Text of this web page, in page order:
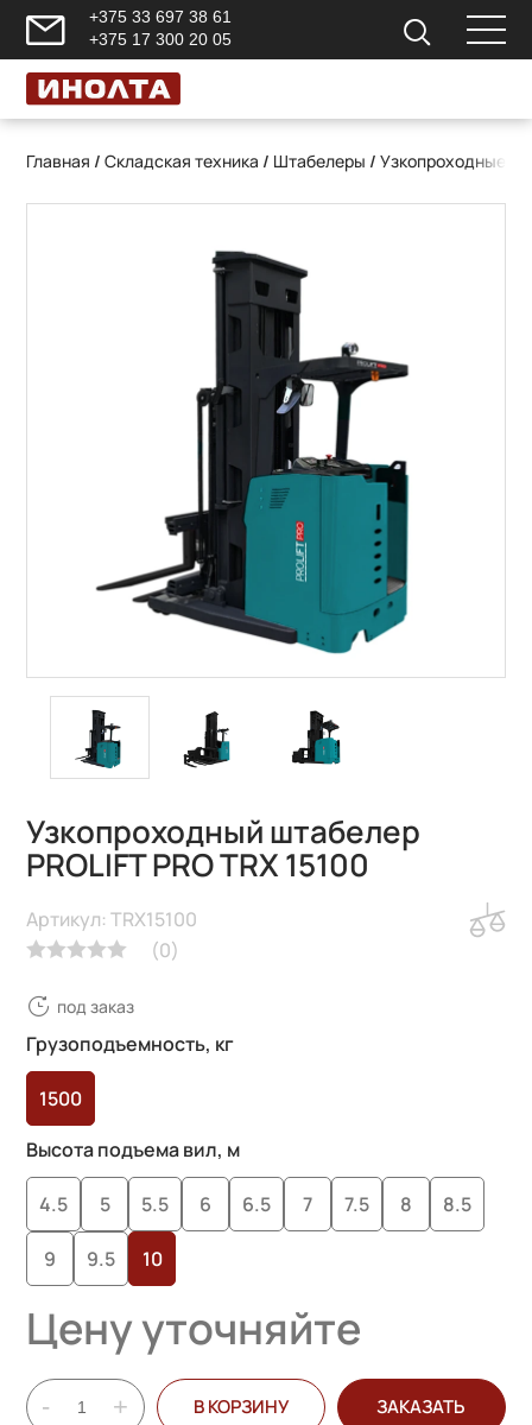
+375 33 697 38 61
+375 17 300 20 05
Главная /Складская техника / Штабелеры /Узкопроходные
Узкопроходный штабелер
PROLIFT PRO TRX 15100
(0)
Артикул: TRX15100
под заказ
Грузоподъемность, кг
1500
Высота подъема вил, м
4.5 5 5.5 6 6.5 7 7.5 8 8.5
9 9.5 10
Цену уточняйте
- + В КОРЗИНУ ЗАКАЗАТЬ